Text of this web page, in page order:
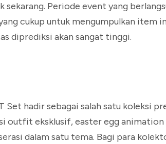
sekarang. Periode event yang
cukup untuk mengumpulkan item
diprediksi akan sangat tinggi.
hadir sebagai salah satu koleksi
outfit eksklusif, easter egg animation
dalam satu tema. Bagi para